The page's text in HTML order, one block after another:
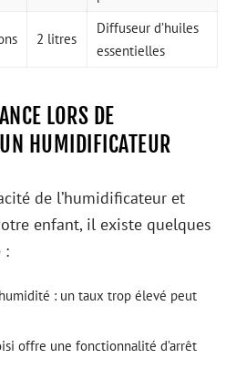
2 litres
Diffuseur d’huiles
essentielles
LORS DE
HUMIDIFICATEUR
de l’humidificateur et
enfant, il existe quelques
:
: un taux trop élevé peut
offre une fonctionnalité d’arrêt